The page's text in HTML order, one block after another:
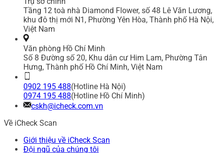
Tầng 12 toà nhà Diamond Flower, số 48 Lê Văn Lương,
khu đô thị mới N1, Phường Yên Hòa, Thành phố Hà Nội,
Việt Nam
Văn phòng Hồ Chí Minh
Số 8 Đường số 20, Khu dân cư Him Lam, Phường Tân
Hưng, Thành phố Hồ Chí Minh, Việt Nam
0902 195 488(Hotline Hà Nội)
0974 195 488(Hotline Hồ Chí Minh)
cskh@icheck.com.vn
Về iCheck Scan
Giới thiệu về iCheck Scan
Đội ngũ của chúng tôi